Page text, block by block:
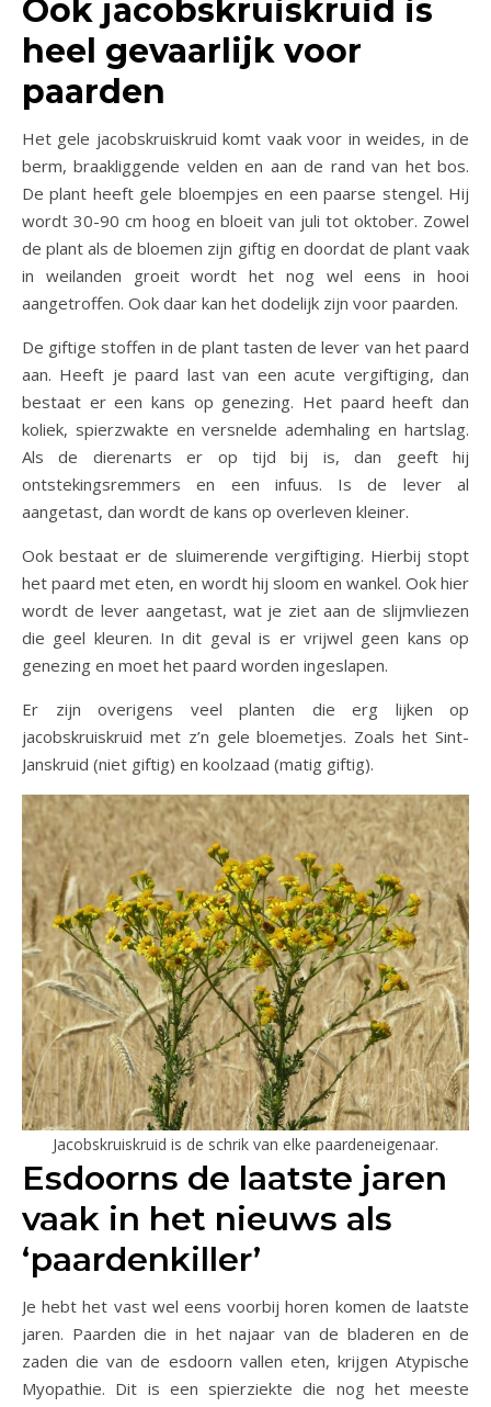
Ook jacobskruiskruid is
heel gevaarlijk voor
paarden
Het gele jacobskruiskruid komt vaak voor in weides, in de
berm, braakliggende velden en aan de rand van het bos.
De plant heeft gele bloempjes en een paarse stengel. Hij
wordt 30-90 cm hoog en bloeit van juli tot oktober. Zowel
de plant als de bloemen zijn giftig en doordat de plant vaak
in weilanden groeit wordt het nog wel eens in hooi
aangetroffen. Ook daar kan het dodelijk zijn voor paarden.
De giftige stoffen in de plant tasten de lever van het paard
aan. Heeft je paard last van een acute vergiftiging, dan
bestaat er een kans op genezing. Het paard heeft dan
koliek, spierzwakte en versnelde ademhaling en hartslag.
Als de dierenarts er op tijd bij is, dan geeft hij
ontstekingsremmers en een infuus. Is de lever al
aangetast, dan wordt de kans op overleven kleiner.
Ook bestaat er de sluimerende vergiftiging. Hierbij stopt
het paard met eten, en wordt hij sloom en wankel. Ook hier
wordt de lever aangetast, wat je ziet aan de slijmvliezen
die geel kleuren. In dit geval is er vrijwel geen kans op
genezing en moet het paard worden ingeslapen.
Er zijn overigens veel planten die erg lijken op
jacobskruiskruid met z’n gele bloemetjes. Zoals het Sint-
Janskruid (niet giftig) en koolzaad (matig giftig).
Jacobskruiskruid is de schrik van elke paardeneigenaar.
Esdoorns de laatste jaren
vaak in het nieuws als
‘paardenkiller’
Je hebt het vast wel eens voorbij horen komen de laatste
jaren. Paarden die in het najaar van de bladeren en de
zaden die van de esdoorn vallen eten, krijgen Atypische
Myopathie. Dit is een spierziekte die nog het meeste